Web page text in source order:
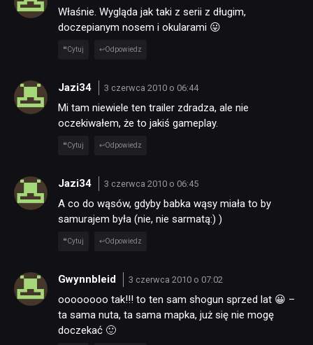
Właśnie. Wygląda jak taki z serii z długim,
doczepianym nosem i okularami 😛
Cytuj Odpowiedz
Jazi34 3 czerwca 2010 o 06:44
Mi tam niewiele ten trailer zdradza, ale nie
oczekiwałem, że to jakiś gameplay.
Cytuj Odpowiedz
Jazi34 3 czerwca 2010 o 06:45
A co do wąsów, gdyby babka wąsy miała to by
samurajem była (nie, nie sarmatą:) )
Cytuj Odpowiedz
Gwynnbleid 3 czerwca 2010 o 07:02
oooooooo tak!!! to ten sam shogun sprzed lat 😀 –
ta sama nuta, ta sama mapka, już się nie mogę
doczekać 🙂